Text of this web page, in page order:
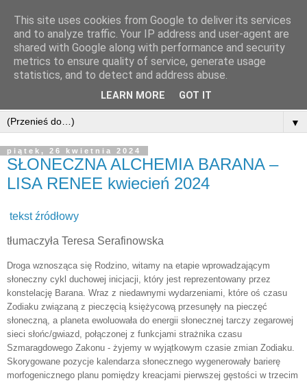
▼
piątek, 26 kwietnia 2024
SŁONECZNA ALCHEMIA BARANA –
LISA RENEE kwiecień 2024
tekst źródłowy
tłumaczyła Teresa Serafinowska
Droga wznosząca się Rodzino, witamy na etapie wprowadzającym
słoneczny cykl duchowej inicjacji, który jest reprezentowany przez
konstelację Barana. Wraz z niedawnymi wydarzeniami, które oś czasu
Zodiaku związaną z pieczęcią księżycową przesunęły na pieczęć
słoneczną, a planeta ewoluowała do energii słonecznej tarczy zegarowej
sieci słońc/gwiazd, połączonej z funkcjami strażnika czasu
Szmaragdowego Zakonu - żyjemy w wyjątkowym czasie zmian Zodiaku.
Skorygowane pozycje kalendarza słonecznego wygenerowały barierę
morfogenicznego planu pomiędzy kreacjami pierwszej gęstości w trzecim
This site uses cookies from Google to deliver its services
and to analyze traffic. Your IP address and user-agent are
shared with Google along with performance and security
metrics to ensure quality of service, generate usage
statistics, and to detect and address abuse.
LEARN MORE GOT IT